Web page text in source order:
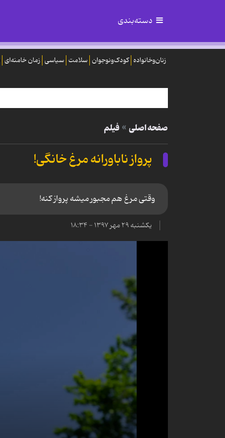
دسته‌بندی
زنان‌وخانواده کودک‌ونوجوان سلامت سیاسی زمان خامنه‌ای
صفحه اصلی فیلم
پرواز ناباورانه مرغ خانگی!
وقتی مرغ هم مجبور میشه پرواز کنه!
یکشنبه ۲۹ مهر ۱۳۹۷ - ۱۸:۳۴